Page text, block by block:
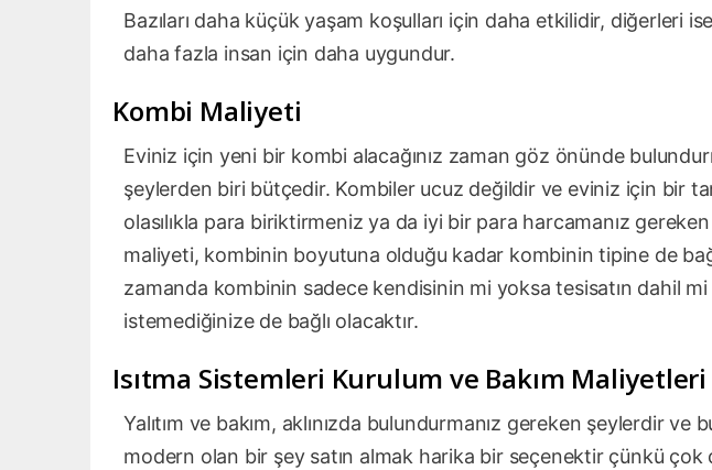
Bazıları daha küçük yaşam koşulları için daha etkilidir, diğerleri
daha fazla insan için daha uygundur.
Kombi Maliyeti
Eviniz için yeni bir kombi alacağınız zaman göz önünde
şeylerden biri bütçedir. Kombiler ucuz değildir ve eviniz için bir
olasılıkla para biriktirmeniz ya da iyi bir para harcamanız
maliyeti, kombinin boyutuna olduğu kadar kombinin tipine de
zamanda kombinin sadece kendisinin mi yoksa tesisatın dahil mi
istemediğinize de bağlı olacaktır.
Isıtma Sistemleri Kurulum ve Bakım Maliyetleri
Yalıtım ve bakım, aklınızda bulundurmanız gereken şeylerdir ve
modern olan bir şey satın almak harika bir seçenektir çünkü çok